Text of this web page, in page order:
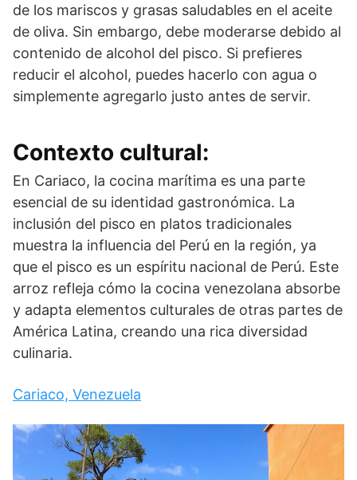
de los mariscos y grasas saludables en el aceite
de oliva. Sin embargo, debe moderarse debido al
contenido de alcohol del pisco. Si prefieres
reducir el alcohol, puedes hacerlo con agua o
simplemente agregarlo justo antes de servir.
Contexto cultural:
En Cariaco, la cocina marítima es una parte
esencial de su identidad gastronómica. La
inclusión del pisco en platos tradicionales
muestra la influencia del Perú en la región, ya
que el pisco es un espíritu nacional de Perú. Este
arroz refleja cómo la cocina venezolana absorbe
y adapta elementos culturales de otras partes de
América Latina, creando una rica diversidad
culinaria.
Cariaco, Venezuela